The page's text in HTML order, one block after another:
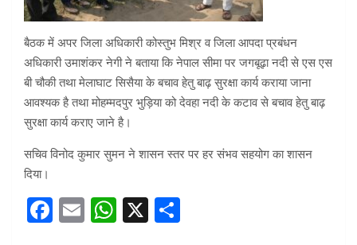
बैठक में अपर जिला अधिकारी कोस्तुभ मिश्र व जिला आपदा प्रबंधन
अधिकारी उमाशंकर नेगी ने बताया कि नेपाल सीमा पर जगबूढ़ा नदी से एस एस
बी चौकी तथा मेलाघाट सिसैया के बचाव हेतु बाढ़ सुरक्षा कार्य कराया जाना
आवश्यक है तथा मोहम्मदपुर भुड़िया को देवहा नदी के कटाव से बचाव हेतु बाढ़
सुरक्षा कार्य कराए जाने है।
सचिव विनोद कुमार सुमन ने शासन स्तर पर हर संभव सहयोग का शासन
दिया।
F
E
W X